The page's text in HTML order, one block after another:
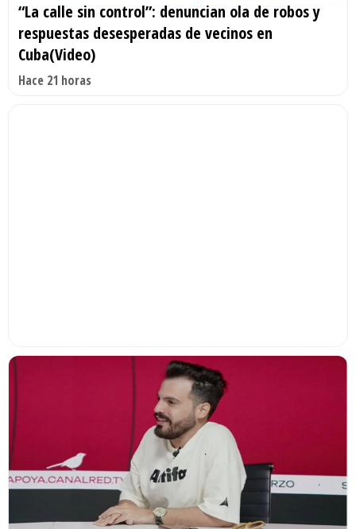
“La calle sin control”: denuncian ola de robos y
respuestas desesperadas de vecinos en
Cuba(Video)
Hace 21 horas